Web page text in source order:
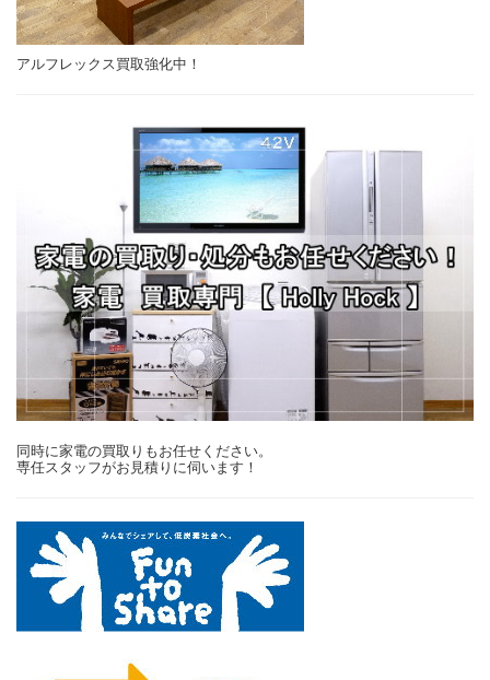
アルフレックス買取強化中！
同時に家電の買取りもお任せください。
専任スタッフがお見積りに伺います！